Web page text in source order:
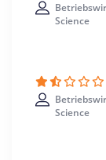
Science
Science